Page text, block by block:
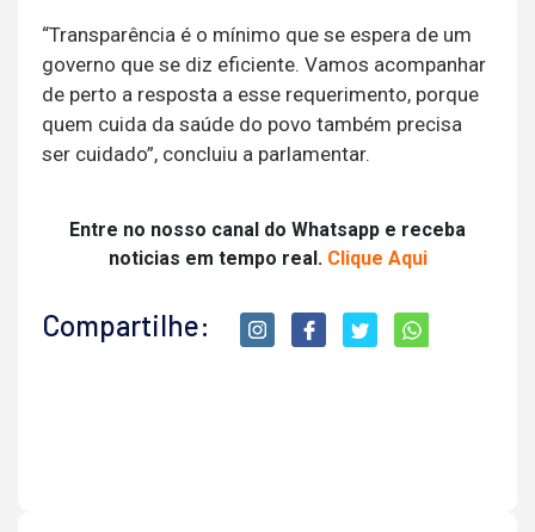
“Transparência é o mínimo que se espera de um
governo que se diz eficiente. Vamos acompanhar
de perto a resposta a esse requerimento, porque
quem cuida da saúde do povo também precisa
ser cuidado”, concluiu a parlamentar.
Entre no nosso canal do Whatsapp e receba
noticias em tempo real. Clique Aqui
Compartilhe: